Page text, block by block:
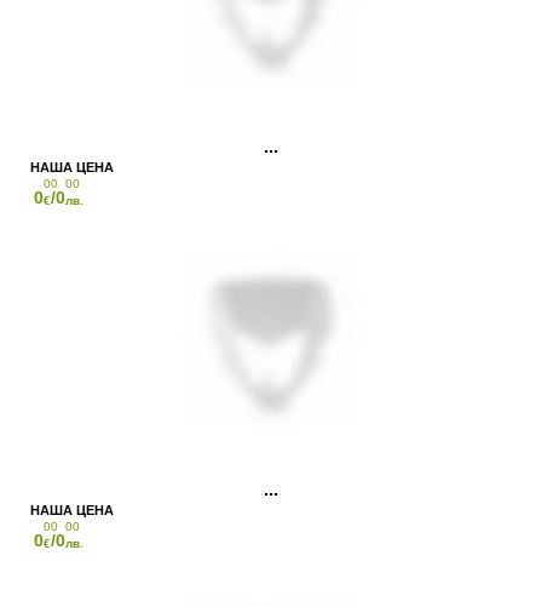
0
00
€/0
00
лв.
0
00
€/0
00
лв.